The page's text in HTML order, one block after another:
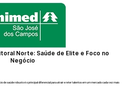
Norte: Saúde de Elite e Foco no
Negócio
de saúde robusto é o principal diferencial para atrair e reter talentos em um mercado cada vez mais